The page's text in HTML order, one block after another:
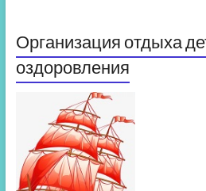
Организация отдыха
оздоровления